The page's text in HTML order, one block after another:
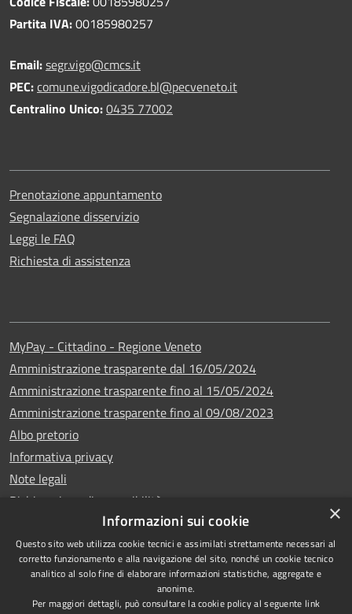
Partita IVA:00185980257
Email:segr.vigo@cmcs.it
PEC:comune.vigodicadore.bl@pecveneto.it
Centralino Unico:0435 77002
Prenotazione appuntamento
Segnalazione disservizio
Leggi le FAQ
Richiesta di assistenza
MyPay - Cittadino - Regione Veneto
Amministrazione trasparente dal 16/05/2024
Amministrazione trasparente fino al 15/05/2024
Amministrazione trasparente fino al 09/08/2023
Albo pretorio
Informativa privacy
Note legali
Dichiarazione di accessibilità
RSS
Accessibilità
Copyright © 2024
•Comune di Vigo di
×
Informazioni sui cookie
Questo sito web utilizza cookie tecnici e assimilati strettamente necessari al
corretto funzionamento e alla navigazione del sito, nonché un cookie tecnico
analitico al solo fine di elaborare informazioni statistiche, aggregate e
anonime.
Per maggiori dettagli, può consultare la cookie policy al seguente link